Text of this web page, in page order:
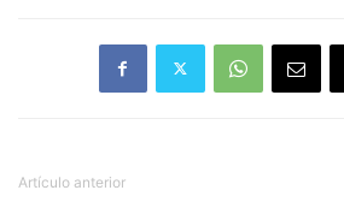
Artículo anterior